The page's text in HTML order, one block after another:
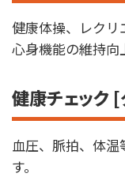
健康体操、レクリ
心身機能の維持向
健康チェック [
血圧、脈拍、体
す。